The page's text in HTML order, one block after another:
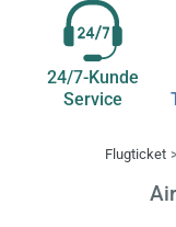
24/7-Kunde
Service
Flugticket